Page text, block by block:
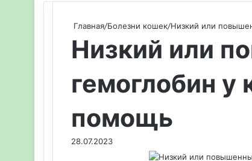
Главная/Болезни кошек/Низкий или
Низкий или
гемоглобин
помощь
28.07.2023